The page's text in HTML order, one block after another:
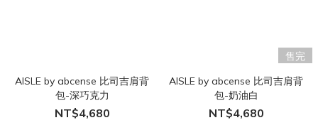
AISLE by abcense 比司吉肩背
包-深巧克力
NT$4,680
售完
AISLE by abcense 比司吉肩背
包-奶油白
NT$4,680